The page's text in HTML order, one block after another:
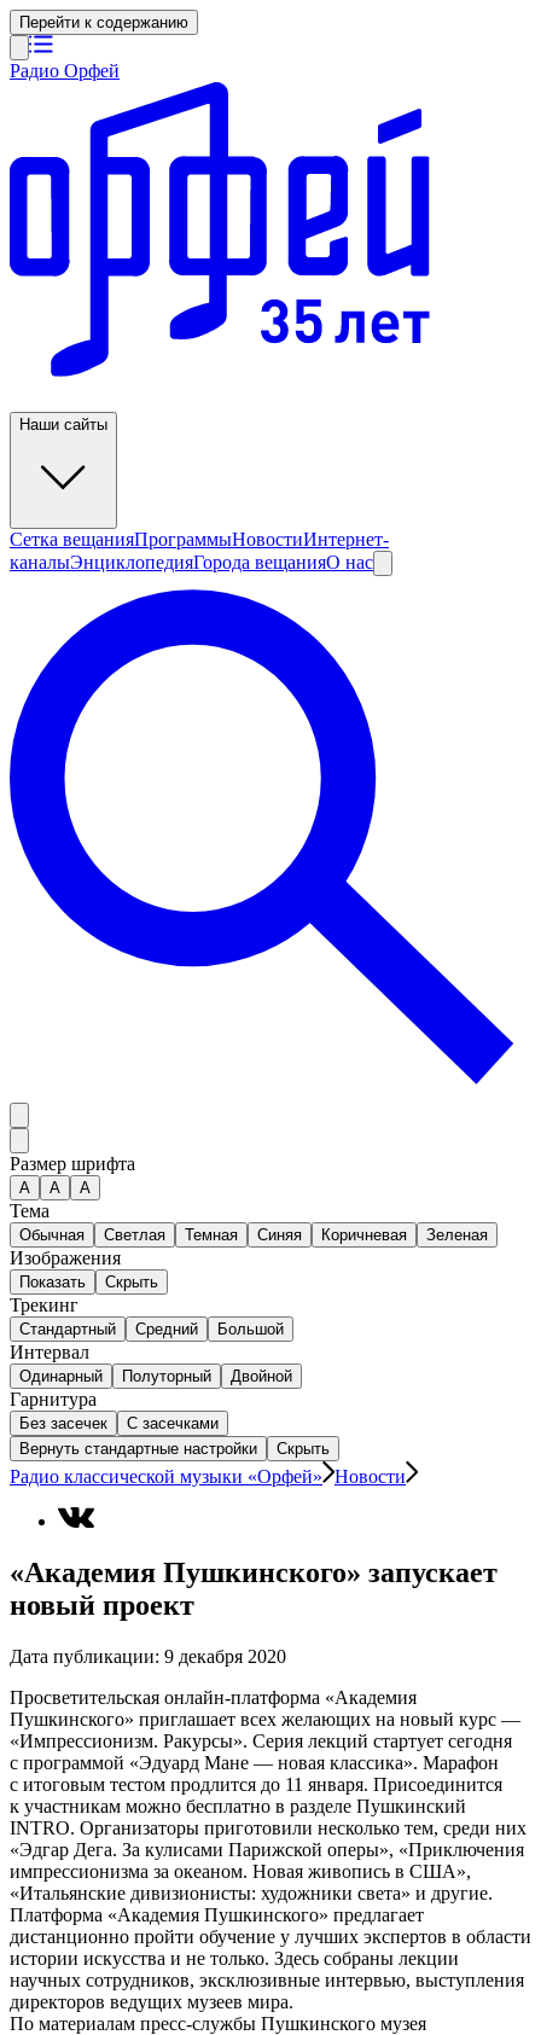
Перейти к содержанию
Радио Орфей
Наши сайты
Сетка вещанияПрограммыНовостиИнтернет-
каналыЭнциклопедияГорода вещанияО нас
Размер шрифта
А A A
Тема
Обычная Светлая Темная Синяя Коричневая Зеленая
Изображения
Показать Скрыть
Трекинг
Стандартный Средний Большой
Интервал
Одинарный Полуторный Двойной
Гарнитура
Без засечек
С засечками
Вернуть стандартные настройки
Скрыть
Радио классической музыки «Орфей» Новости
«Академия Пушкинского» запускает
новый проект
Дата публикации: 9 декабря 2020
Просветительская онлайн-платформа «Академия
Пушкинского» приглашает всех желающих на новый курс —
«Импрессионизм. Ракурсы». Серия лекций стартует сегодня
с программой «Эдуард Мане — новая классика». Марафон
с итоговым тестом продлится до 11 января. Присоединится
к участникам можно бесплатно в разделе Пушкинский
INTRO. Организаторы приготовили несколько тем, среди них
«Эдгар Дега. За кулисами Парижской оперы», «Приключения
импрессионизма за океаном. Новая живопись в США»,
«Итальянские дивизионисты: художники света» и другие.
Платформа «Академия Пушкинского» предлагает
дистанционно пройти обучение у лучших экспертов в области
истории искусства и не только. Здесь собраны лекции
научных сотрудников, эксклюзивные интервью, выступления
директоров ведущих музеев мира.
По материалам пресс-службы Пушкинского музея